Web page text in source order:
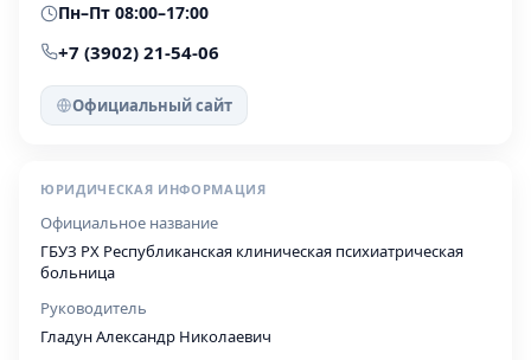
Пн–Пт 08:00–17:00
+7 (3902) 21-54-06
Официальный сайт
ЮРИДИЧЕСКАЯ ИНФОРМАЦИЯ
Официальное название
ГБУЗ РХ Республиканская клиническая психиатрическая
больница
Руководитель
Гладун Александр Николаевич